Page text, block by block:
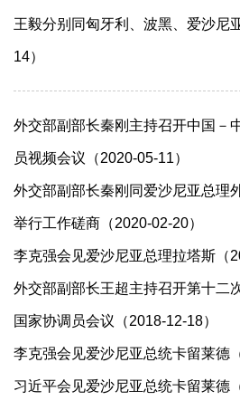
王毅分别同匈牙利、波黑、爱沙尼
14）
外交部副部长秦刚主持召开中国－
员视频会议（2020-05-11）
外交部副部长秦刚同爱沙尼亚总理
举行工作磋商（2020-02-20）
李克强会见爱沙尼亚总理拉塔斯（
外交部副部长王超主持召开第十二
国家协调员会议（2018-12-18）
李克强会见爱沙尼亚总统卡留莱德
习近平会见爱沙尼亚总统卡留莱德